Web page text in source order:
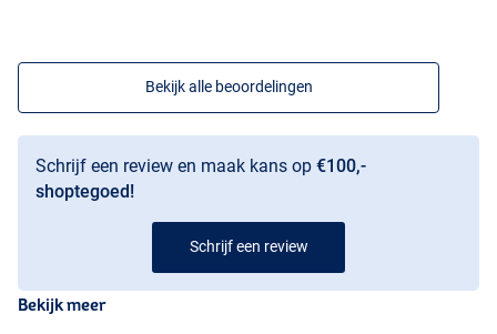
Bekijk alle beoordelingen
Schrijf een review en maak kans op €100,-
shoptegoed!
Schrijf een review
Bekijk meer